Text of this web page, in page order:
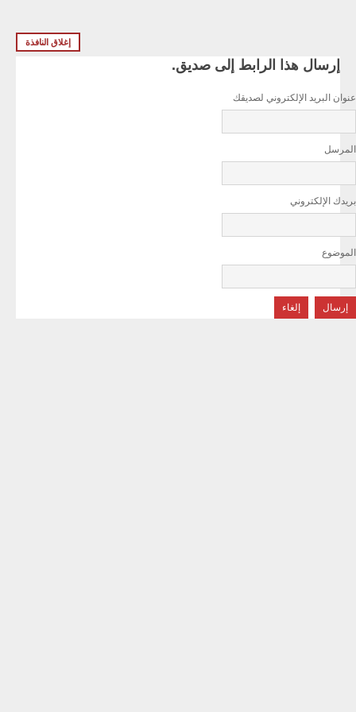
إرسال هذا الرابط إلى صديق.
إغلاق النافذة
عنوان البريد الإلكتروني لصديقك
المرسل
بريدك الإلكتروني
الموضوع
إرسال إلغاء